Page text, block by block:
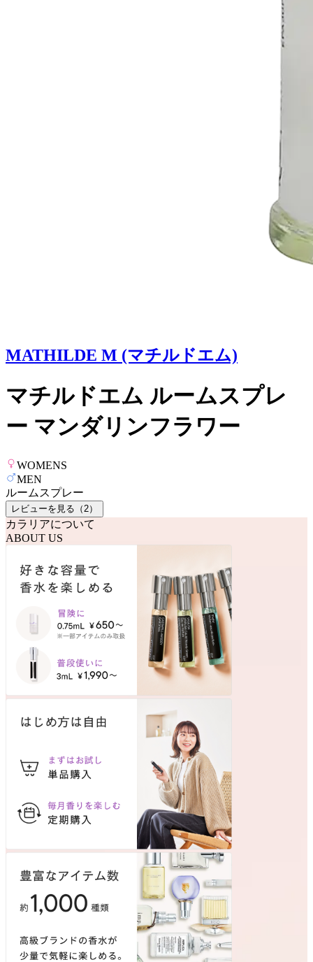
MATHILDE M (マチルドエム)
マチルドエム ルームスプレ
ー マンダリンフラワー
WOMENS
MEN
ルームスプレー
レビューを見る（ 2）
カラリアについて
ABOUT US